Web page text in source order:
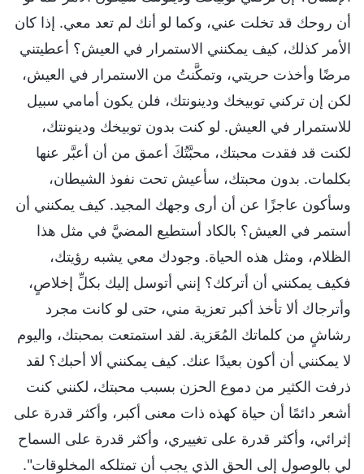
أن روحك قد تخلت عني، وكما لو أنك لم تعد معي. إذا كان
الأمر كذلك، كيف يمكنني الاستمرار في العيش؟ أعطيتني
مرضًا وأخذت حريتي، وتمكَّنتُ من الاستمرار في العيش،
لكن إن تركني توبيخك ودينونتك، فلن يكون أمامي سبيل
للاستمرار في العيش. لو كنت بدون توبيخك ودينونتك،
لكنت قد فقدت محبتك، محبَّتُكَ أعمق من أن أعبَّر عنها
بكلمات. بدون محبتك، سأعيش تحت نفوذ الشيطان،
وسأكون عاجزًا عن أن أرى وجهك المجيد. كيف يمكنني أن
أستمر في العيش؟ بالكاد أستطيع المضيَّ في مثل هذا
الظلام، ومثل هذه الحياة. وجودك معي يشبه رؤيتك،
فكيف يمكنني أن أتركك؟ إنني أتوسل إليك بكلِّ إخلاصٍ،
وأترجاك ألا تأخذ أكبر تعزية مني، حتى لو كانت مجرد
رشاشٍ من كلماتك المُعَزية. لقد استمتعت بمحبتك، واليوم
لا يمكنني أن أكون بعيدًا عنك. كيف يمكنني ألا أحبك؟ لقد
ذرفت الكثير من دموع الحزن بسبب محبتك، لكنني كنت
أشعر دائمًا أن حياة كهذه ذات معنى أكبر، وأكثر قدرة على
إثرائي، وأكثر قدرة على تغييري، وأكثر قدرة على السماح
لي بالوصول إلى الحق الذي يجب أن تمتلكه المخلوقات".